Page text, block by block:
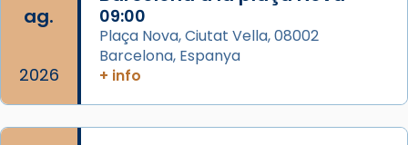
del Sant Pare Lleó XIV a Barcelona, i als
col·laboradors, a la Catedral de Barcelona.
L’arquebisbe de Barcelona, el cardenal Joan
ag.
2026
09:00
Plaça Nova, Ciutat Vella, 08002
Barcelona, Espanya
+ info